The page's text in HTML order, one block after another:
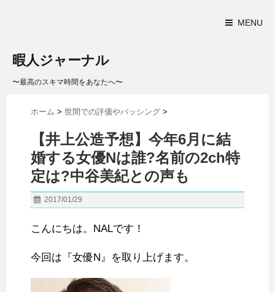
MENU
暇人ジャーナル
〜最高のスキマ時間をあなたへ〜
ホーム > 世間での評価やバッシング >
【井上公造予想】今年6月に結
婚する女優Nは誰?名前の2ch特
定は?中谷美紀との声も
2017/01/29
こんにちは。NALです！
今回は『女優N』を取り上げます。